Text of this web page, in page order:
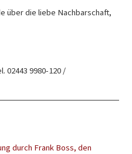
über die liebe Nachbarschaft,
02443 9980-120 /
durch Frank Boss, den